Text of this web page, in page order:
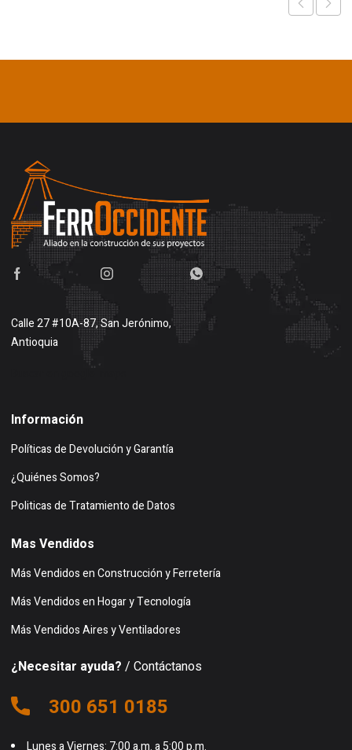
Calle 27 #10A-87, San Jerónimo,
Antioquia
Información
Políticas de Devolución y Garantía
¿Quiénes Somos?
Politicas de Tratamiento de Datos
Mas Vendidos
Más Vendidos en Construcción y Ferretería
Más Vendidos en Hogar y Tecnología
Más Vendidos Aires y Ventiladores
¿Necesitar ayuda? / Contáctanos
300 651 0185
Lunes a Viernes: 7:00 a.m. a 5:00 p.m.